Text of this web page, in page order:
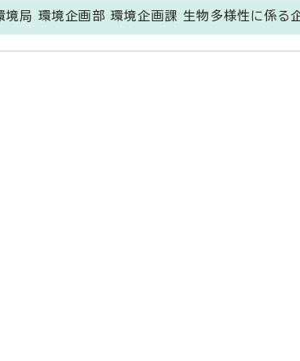
境局 環境企画部 環境企画課 生物多様性に係る